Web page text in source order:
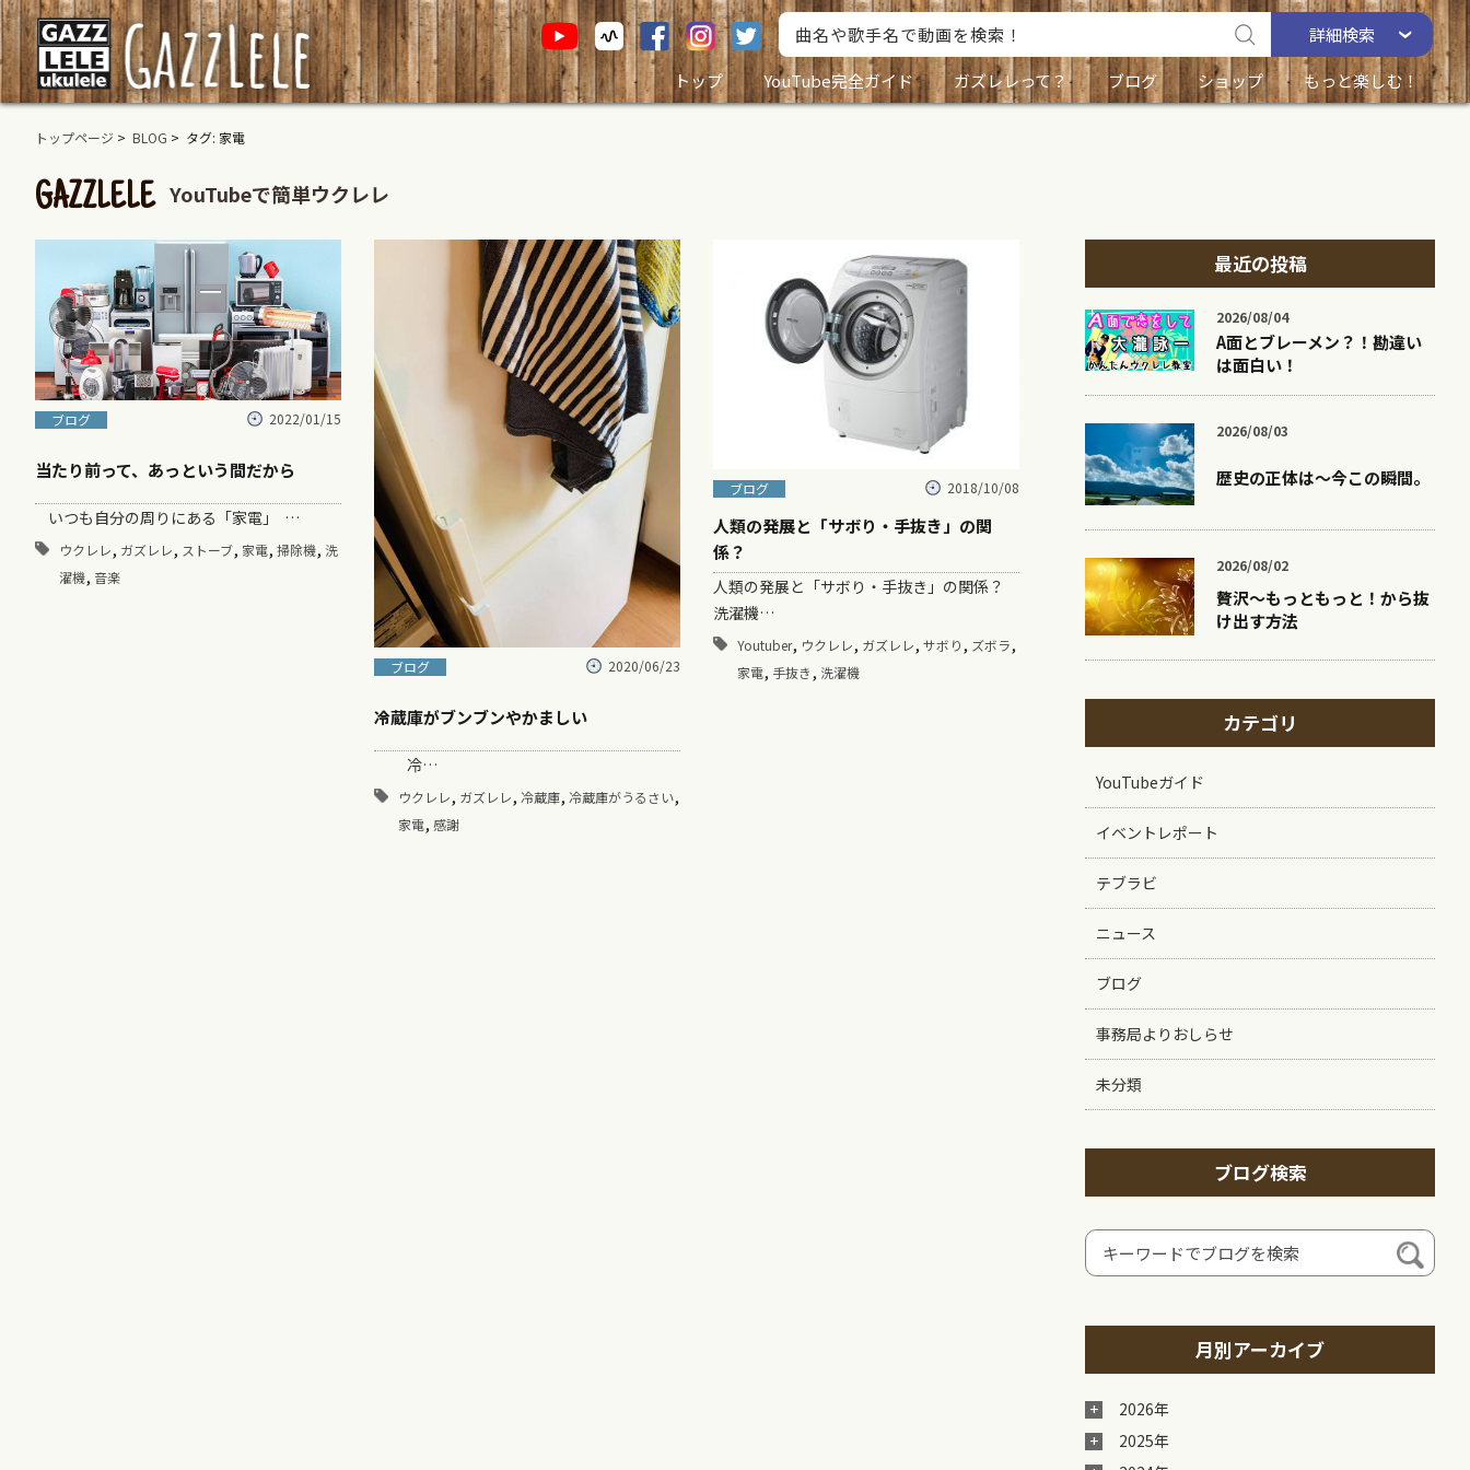
詳細検索
トップ
YouTube完全ガイド ガズレレって？ ブログ ショップ もっと楽しむ！
トップページ > BLOG > タグ: 家電
GAZZLELE YouTubeで簡単ウクレレ
ブログ 2022/01/15
当たり前って、あっという間だから
いつも自分の周りにある「家電」 …
ウクレレ, ガズレレ, ストーブ, 家電, 掃除機, 洗
濯機, 音楽
ブログ 2020/06/23
冷蔵庫がブンブンやかましい
冷…
ウクレレ, ガズレレ, 冷蔵庫, 冷蔵庫がうるさい,
家電, 感謝
ブログ 2018/10/08
人類の発展と「サボり・手抜き」の関
係？
人類の発展と「サボり・手抜き」の関係？
洗濯機…
Youtuber, ウクレレ, ガズレレ, サボり , ズボラ,
家電, 手抜き , 洗濯機
最近の投稿
2026/08/04
A面とブレーメン？！勘違い
は面白い！
2026/08/03
歴史の正体は〜今この瞬間。
2026/08/02
贅沢〜もっともっと！から抜
け出す方法
カテゴリ
YouTubeガイド
イベントレポート
テブラビ
ニュース
ブログ
事務局よりおしらせ
未分類
ブログ検索
月別アーカイブ
2026年
2025年